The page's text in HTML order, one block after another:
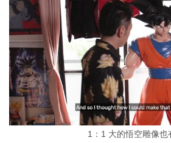
1：1 大的悟空雕像也